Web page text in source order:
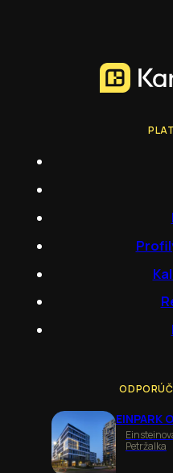
EINPARK
Petržalka